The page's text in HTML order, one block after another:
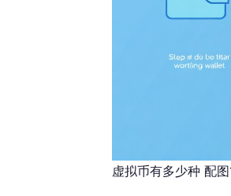
虚拟币有多少种 配图